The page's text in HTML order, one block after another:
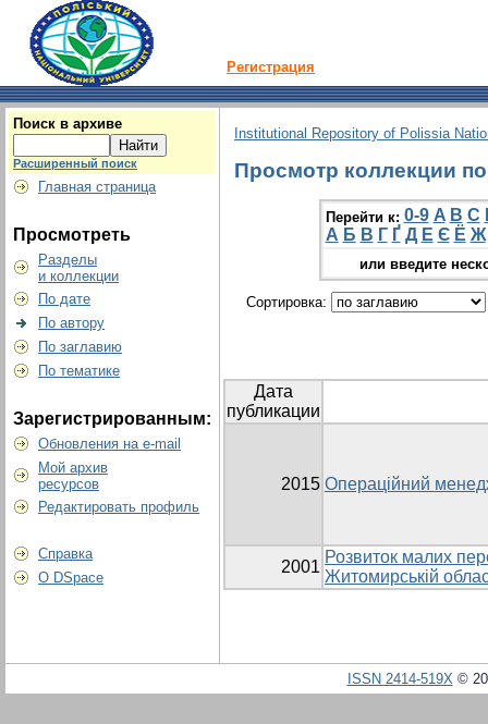
Регистрация
Поиск в архиве
Расширенный поиск
Главная страница
Просмотреть
Разделы
и коллекции
По дате
По автору
По заглавию
По тематике
Зарегистрированным:
Обновления на e-mail
Мой архив
ресурсов
Редактировать профиль
Справка
О DSpace
Institutional Repository of Polissia
Просмотр коллекции
Перейти к: 0-9 A B C
А Б В Г Ґ Д Е Є Ё Ж
или введите
Сортировка:
Дата
публикации
2015 Операційний
2001
Розвиток малих
Житомирській
ISSN 2414-519X©